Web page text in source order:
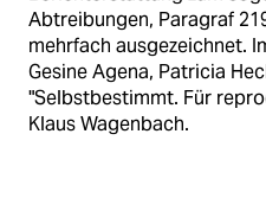
Abtreibungen, Paragraf
mehrfach ausgezeichnet.
Gesine Agena, Patricia
"Selbstbestimmt. Für
Klaus Wagenbach.